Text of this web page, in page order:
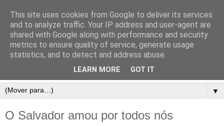
▼
O Salvador amou por todos nós
This site uses cookies from Google to deliver its services
and to analyze traffic. Your IP address and user-agent are
shared with Google along with performance and security
metrics to ensure quality of service, generate usage
statistics, and to detect and address abuse.
LEARN MORE GOT IT